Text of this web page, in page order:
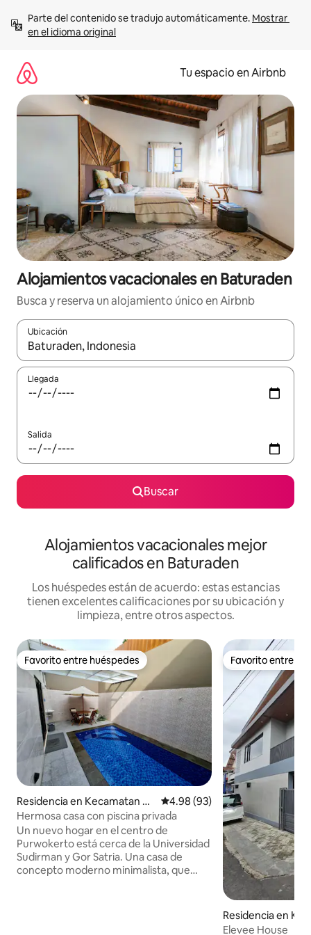
contenido
Parte del contenido se tradujo automáticamente. Mostrar
en el idioma original
Tu espacio en Airbnb
Alojamientos vacacionales en Baturaden
Busca y reserva un alojamiento único en Airbnb
Ubicación
Cuando los resultados estén disponibles, podrás navegar
Llegada
Salida
Buscar
Alojamientos vacacionales mejor
calificados en Baturaden
Los huéspedes están de acuerdo: estas estancias
tienen excelentes calificaciones por su ubicación y
limpieza, entre otros aspectos.
Favorito entre huéspedes
Favorito entre huéspedes
Residencia en Kecamatan Pu
rwokerto Utara
Calificación promedio: 4.98 de
4.98 (93)
Hermosa casa con piscina privada
Un nuevo hogar en el centro de
Purwokerto está cerca de la Universidad
Sudirman y Gor Satria. Una casa de
concepto moderno minimalista, que
Favorito entre
Favorito entre
Residencia en
wokerto Timur
Elevee House